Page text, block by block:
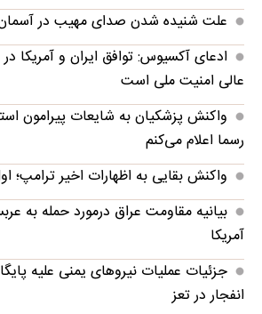
علت شنیده شدن صدای مهیب در
ادعای آکسیوس: توافق ایران و آمریکا در
عالی امنیت ملی است
واکنش پزشکیان به شایعات پیرامون
رسما اعلام می‌کنم
واکنش بقایی به اظهارات اخیر ترامپ؛
بیانیه مقاومت عراق درمورد حمله به
آمریکا
جزئیات عملیات نیروهای یمنی علیه
انفجار در تعز